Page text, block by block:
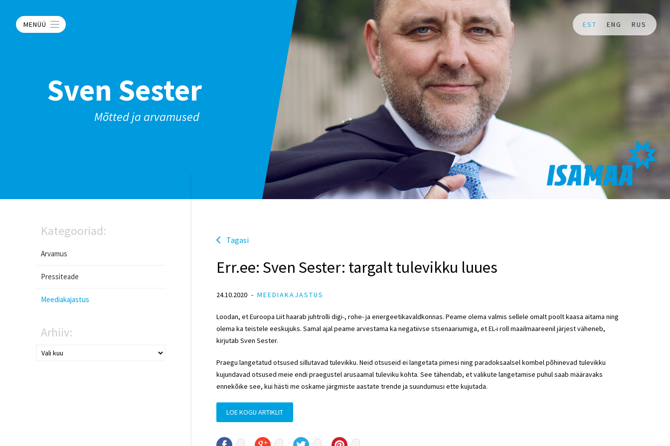
MENÜÜ EST ENG RUS
Sven Sester
Mõtted ja arvamused
Kategooriad:
Arvamus
Pressiteade
Meediakajastus
Arhiiv:
Tagasi
Err.ee: Sven Sester: targalt tulevikku luues
24.10.2020 MEEDIAKAJASTUS
Loodan, et Euroopa Liit haarab juhtrolli digi-, rohe- ja energeetikavaldkonnas. Peame olema valmis sellele omalt poolt kaasa aitama ning
olema ka teistele eeskujuks. Samal ajal peame arvestama ka negatiivse stsenaariumiga, et EL-i roll maailmaareenil järjest väheneb,
kirjutab Sven Sester.
Praegu langetatud otsused sillutavad tulevikku. Neid otsuseid ei langetata pimesi ning paradoksaalsel kombel põhinevad tulevikku
kujundavad otsused meie endi praegustel arusaamal tuleviku kohta. See tähendab, et valikute langetamise puhul saab määravaks
ennekõike see, kui hästi me oskame järgmiste aastate trende ja suundumusi ette kujutada.
LOE KOGU ARTIKLIT